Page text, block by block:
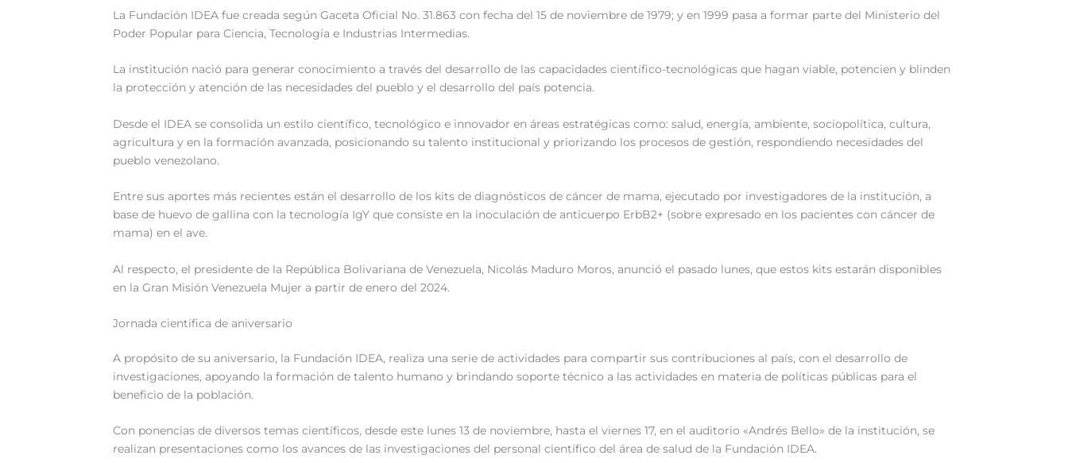
La Fundación IDEA fue creada según Gaceta Oficial No. 31.863 con fecha del 15 de noviembre de 1979; y en 1999 pasa a formar parte del Ministerio del
Poder Popular para Ciencia, Tecnología e Industrias Intermedias.
La institución nació para generar conocimiento a través del desarrollo de las capacidades científico-tecnológicas que hagan viable, potencien y blinden
la protección y atención de las necesidades del pueblo y el desarrollo del país potencia.
Desde el IDEA se consolida un estilo científico, tecnológico e innovador en áreas estratégicas como: salud, energía, ambiente, sociopolítica, cultura,
agricultura y en la formación avanzada, posicionando su talento institucional y priorizando los procesos de gestión, respondiendo necesidades del
pueblo venezolano.
Entre sus aportes más recientes están el desarrollo de los kits de diagnósticos de cáncer de mama, ejecutado por investigadores de la institución, a
base de huevo de gallina con la tecnología IgY que consiste en la inoculación de anticuerpo ErbB2+ (sobre expresado en los pacientes con cáncer de
mama) en el ave.
Al respecto, el presidente de la República Bolivariana de Venezuela, Nicolás Maduro Moros, anunció el pasado lunes, que estos kits estarán disponibles
en la Gran Misión Venezuela Mujer a partir de enero del 2024.
Jornada científica de aniversario
A propósito de su aniversario, la Fundación IDEA, realiza una serie de actividades para compartir sus contribuciones al país, con el desarrollo de
investigaciones, apoyando la formación de talento humano y brindando soporte técnico a las actividades en materia de políticas públicas para el
beneficio de la población.
Con ponencias de diversos temas científicos, desde este lunes 13 de noviembre, hasta el viernes 17, en el auditorio «Andrés Bello» de la institución, se
realizan presentaciones como los avances de las investigaciones del personal científico del área de salud de la Fundación IDEA.